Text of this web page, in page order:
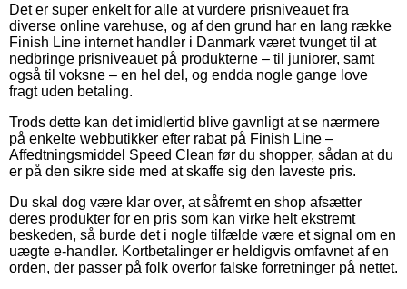
Det er super enkelt for alle at vurdere prisniveauet fra
diverse online varehuse, og af den grund har en lang række
Finish Line internet handler i Danmark været tvunget til at
nedbringe prisniveauet på produkterne – til juniorer, samt
også til voksne – en hel del, og endda nogle gange love
fragt uden betaling.
Trods dette kan det imidlertid blive gavnligt at se nærmere
på enkelte webbutikker efter rabat på Finish Line –
Affedtningsmiddel Speed Clean før du shopper, sådan at du
er på den sikre side med at skaffe sig den laveste pris.
Du skal dog være klar over, at såfremt en shop afsætter
deres produkter for en pris som kan virke helt ekstremt
beskeden, så burde det i nogle tilfælde være et signal om en
uægte e-handler. Kortbetalinger er heldigvis omfavnet af en
orden, der passer på folk overfor falske forretninger på nettet.